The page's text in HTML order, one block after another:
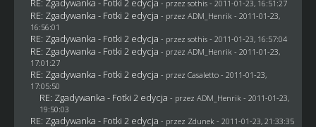
RE: Zgadywanka - Fotki 2 edycja - przez sothis- 2011-01-23, 16:51:27
RE: Zgadywanka - Fotki 2 edycja - przez ADM_Henrik - 2011-01-23,
16:56:01
RE: Zgadywanka - Fotki 2 edycja - przez sothis- 2011-01-23, 16:57:04
RE: Zgadywanka - Fotki 2 edycja - przez ADM_Henrik - 2011-01-23,
17:01:27
RE: Zgadywanka - Fotki 2 edycja - przez Casaletto- 2011-01-23,
17:05:50
RE: Zgadywanka - Fotki 2 edycja - przez ADM_Henrik - 2011-01-23,
19:50:03
RE: Zgadywanka - Fotki 2 edycja - przez Zdunek - 2011-01-23, 21:33:35